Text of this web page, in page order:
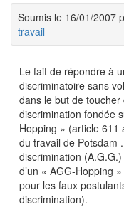
Soumis le 16/01/2007
travail
Le fait de répondre à
discriminatoire sans
dans le but de
discrimination fondée
Hopping » (article 611
du travail de Potsdam
discrimination
d’un « AGG-Hopping
pour les faux
discrimination).